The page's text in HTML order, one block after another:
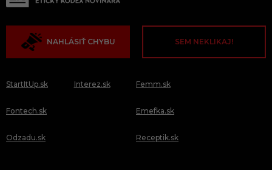
NAHLÁSIŤ CHYBU SEM NEKLIKAJ!
StartItUp.sk
Fontech.sk
Odzadu.sk
Interez.sk Femm.sk
Emefka.sk
Receptik.sk